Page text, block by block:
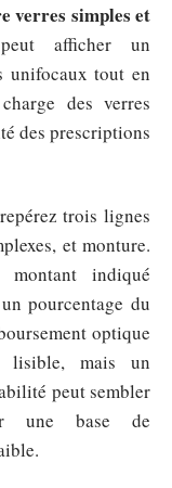
verres simples et
afficher un
unifocaux tout en
des verres
des prescriptions
trois lignes
et monture.
indiqué
pourcentage du
optique
lisible, mais un
peut sembler
une base de